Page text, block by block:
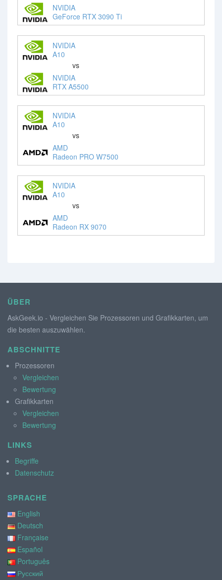
NVIDIA
GeForce RTX 3090 Ti
NVIDIA
A10
vs
NVIDIA
RTX A5500
NVIDIA
A10
vs
AMD
Radeon PRO W7500
NVIDIA
A10
vs
AMD
Radeon RX 9070
ÜBER
AskGeek.io - Vergleichen Sie Prozessoren und Grafikkarten, um
die besten auszuwählen.
ABSCHNITTE
Prozessoren
Vergleichen
Bewertung
Grafikkarten
Vergleichen
Bewertung
LINKS
Begriffe
Datenschutz
SPRACHE
English
Deutsch
Française
Español
Português
Русский